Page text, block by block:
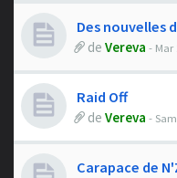
Des nouvelles
de Vereva - Mar
Raid Off
de Vereva -
Carapace de